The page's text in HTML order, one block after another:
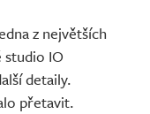
z největších
studio IO
detaily.
přetavit.